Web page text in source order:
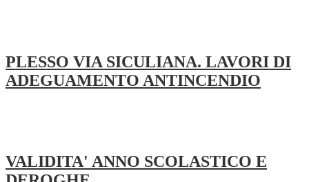
PLESSO VIA SICULIANA. LAVORI DI
ADEGUAMENTO ANTINCENDIO
VALIDITA' ANNO SCOLASTICO E